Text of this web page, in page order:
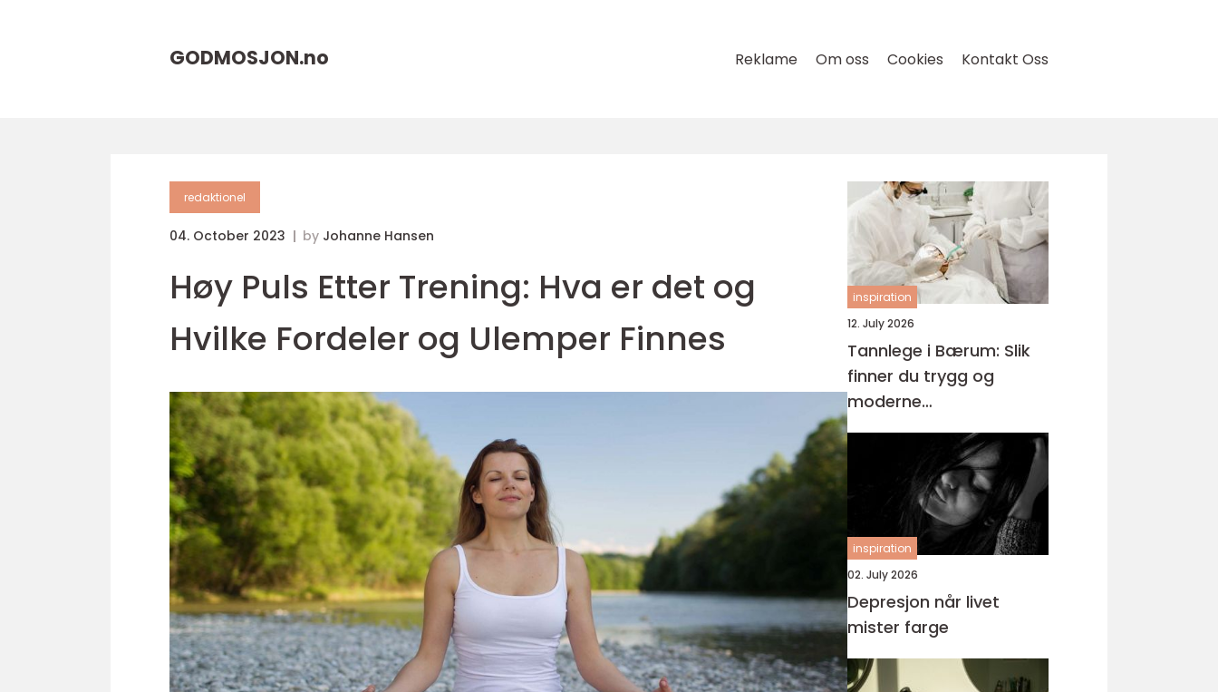
GODMOSJON.no Reklame Om oss Cookies Kontakt Oss
redaktionel
04. October 2023 by Johanne Hansen
Høy Puls Etter Trening: Hva er det og
Hvilke Fordeler og Ulemper Finnes
inspiration
12. July 2026
Tannlege i Bærum: Slik
finner du trygg og
moderne
tannbehandling
inspiration
02. July 2026
Depresjon når livet
mister farge